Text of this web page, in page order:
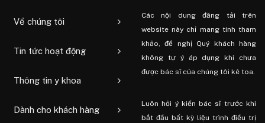
Về chúng tôi
Tin tức hoạt động
Thông tin y khoa
Dành cho khách hàng
Các nội dung đăng tải trên
website này chỉ mang tính tham
khảo, đề nghị Quý khách hàng
không tự ý áp dụng khi chưa
được bác sĩ của chúng tôi kê toa.
Luôn hỏi ý kiến ​​bác sĩ trước khi
bắt đầu bất kỳ liệu trình điều trị